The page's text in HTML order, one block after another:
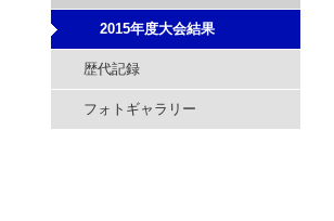
2015年度大会結果
歴代記録
フォトギャラリー